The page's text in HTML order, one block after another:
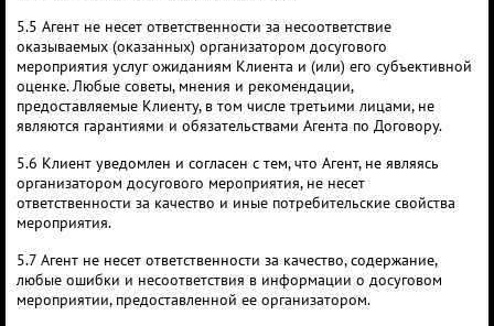
5.5 Агент не несет ответственности за несоответствие
оказываемых (оказанных) организатором досугового
мероприятия услуг ожиданиям Клиента и (или) его субъективной
оценке. Любые советы, мнения и рекомендации,
предоставляемые Клиенту, в том числе третьими лицами, не
являются гарантиями и обязательствами Агента по Договору.
5.6 Клиент уведомлен и согласен с тем, что Агент, не являясь
организатором досугового мероприятия, не несет
ответственности за качество и иные потребительские свойства
мероприятия.
5.7 Агент не несет ответственности за качество, содержание,
любые ошибки и несоответствия в информации о досуговом
мероприятии, предоставленной ее организатором.